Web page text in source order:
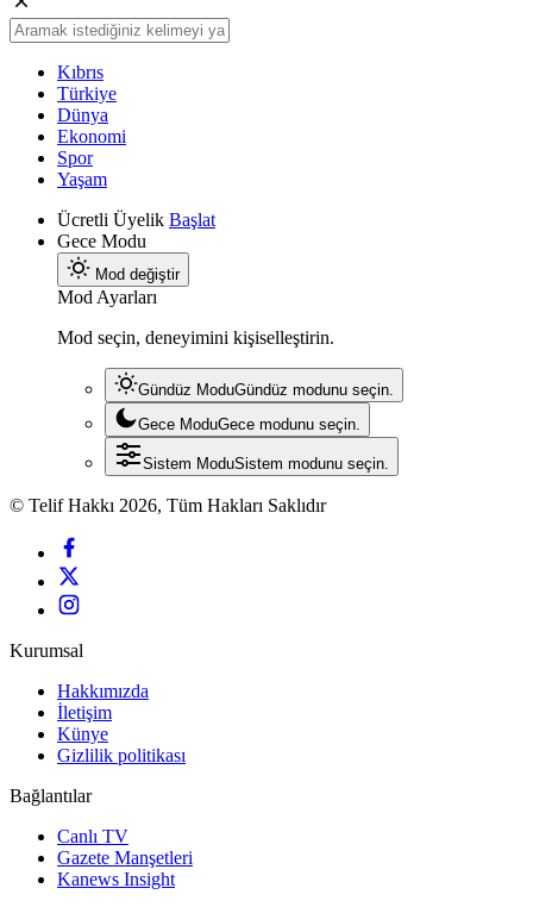
Kıbrıs
Türkiye
Dünya
Ekonomi
Spor
Yaşam
Ücretli Üyelik Başlat
Gece Modu
Mod değiştir
Mod Ayarları
Mod seçin, deneyimini kişiselleştirin.
Gündüz ModuGündüz modunu seçin.
Gece ModuGece modunu seçin.
Sistem ModuSistem modunu seçin.
© Telif Hakkı 2026, Tüm Hakları Saklıdır
Kurumsal
Hakkımızda
İletişim
Künye
Gizlilik politikası
Bağlantılar
Canlı TV
Gazete Manşetleri
Kanews Insight